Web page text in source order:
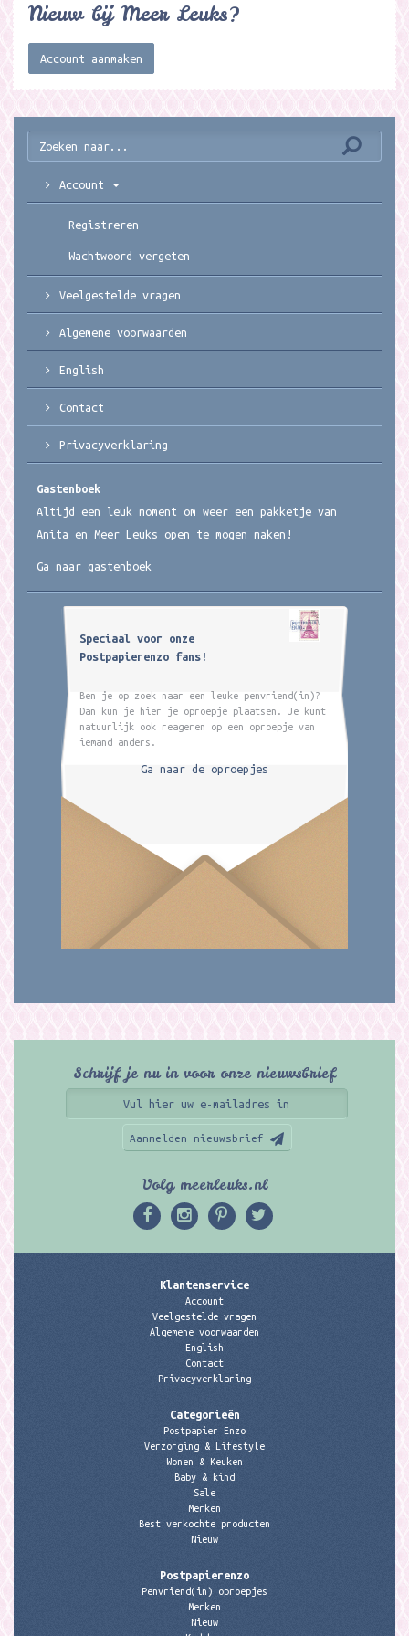
Nieuw bij Meer Leuks?
Account aanmaken
Account
Registreren
Wachtwoord vergeten
Veelgestelde vragen
Algemene voorwaarden
English
Contact
Privacyverklaring
Gastenboek
Altijd een leuk moment om weer een pakketje van
Anita en Meer Leuks open te mogen maken!
Ga naar gastenboek
Speciaal voor onze
Postpapierenzo fans!
Ben je op zoek naar een leuke penvriend(in)?
Dan kun je hier je oproepje plaatsen. Je kunt
natuurlijk ook reageren op een oproepje van
iemand anders.
Ga naar de oproepjes
Schrijf je nu in voor onze nieuwsbrief
Aanmelden nieuwsbrief
Volg meerleuks.nl
Klantenservice
Account
Veelgestelde vragen
Algemene voorwaarden
English
Contact
Privacyverklaring
Categorieën
Postpapier Enzo
Verzorging & Lifestyle
Wonen & Keuken
Baby & kind
Sale
Merken
Best verkochte producten
Nieuw
Postpapierenzo
Penvriend(in) oproepjes
Merken
Nieuw